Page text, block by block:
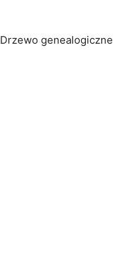
Drzewo genealogiczne